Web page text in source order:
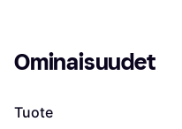
Ominaisuudet
Tuote